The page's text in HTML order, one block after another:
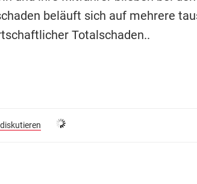
beläuft sich auf mehrere
Totalschaden..